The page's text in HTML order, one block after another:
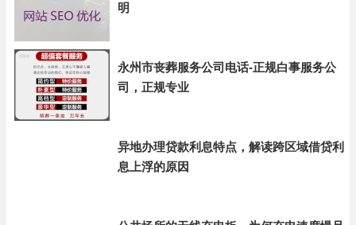
明
永州市丧葬服务公司电话-正规白事服务公
司，正规专业
异地办理贷款利息特点，解读跨区域借贷利
息上浮的原因